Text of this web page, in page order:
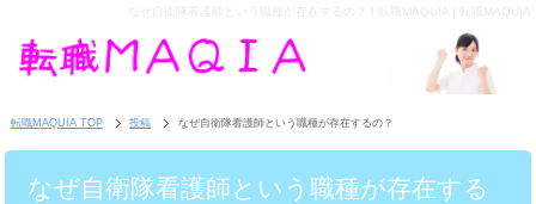
転職MAQUIA TOP 投稿 なぜ自衛隊看護師という職種が存在するの？
なぜ自衛隊看護師という職種が存在する